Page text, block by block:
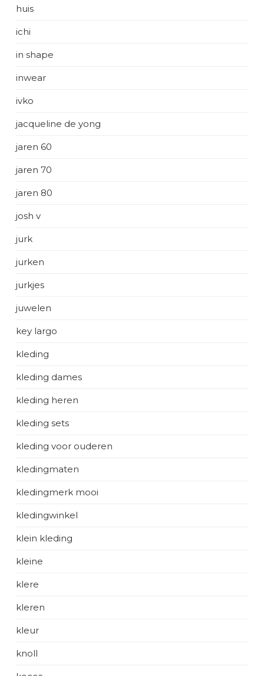
huis
ichi
in shape
inwear
ivko
jacqueline de yong
jaren 60
jaren 70
jaren 80
josh v
jurk
jurken
jurkjes
juwelen
key largo
kleding
kleding dames
kleding heren
kleding sets
kleding voor ouderen
kledingmaten
kledingmerk mooi
kledingwinkel
klein kleding
kleine
klere
kleren
kleur
knoll